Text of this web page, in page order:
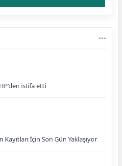
istifa etti
Kayıtları İçin Son Gün Yaklaşıyor